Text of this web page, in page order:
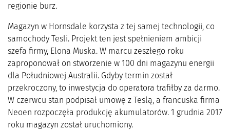
regionie burz.
Magazyn w Hornsdale korzysta z tej samej technologii, co
samochody Tesli. Projekt ten jest spełnieniem ambicji
szefa firmy, Elona Muska. W marcu zeszłego roku
zaproponował on stworzenie w 100 dni magazynu energii
dla Południowej Australii. Gdyby termin został
przekroczony, to inwestycja do operatora trafiłby za darmo.
W czerwcu stan podpisał umowę z Teslą, a francuska firma
Neoen rozpoczęła produkcję akumulatorów. 1 grudnia 2017
roku magazyn został uruchomiony.